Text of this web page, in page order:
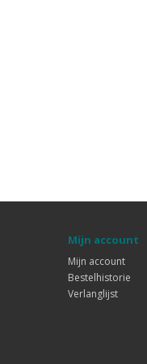
Mijn account
Mijn account
Bestelhistorie
Verlanglijst